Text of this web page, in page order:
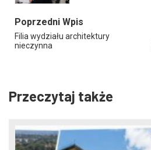
Poprzedni Wpis
Filia wydziału architektury
nieczynna
Przeczytaj także